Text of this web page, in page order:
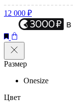
12 000 ₽
Размер
Onesize
Цвет